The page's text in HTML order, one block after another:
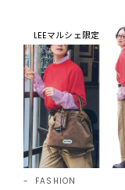
LEEマルシェ限定
FASHION